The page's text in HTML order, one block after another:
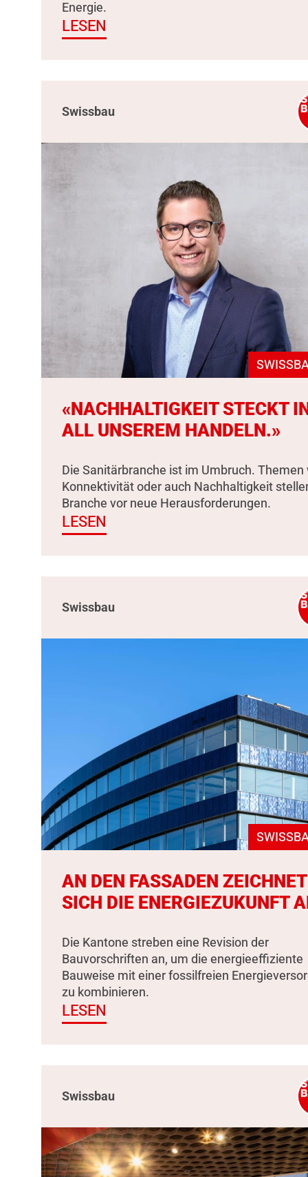
Energie.
LESEN
Swissbau
«NACHHALTIGKEIT STECKT
ALL UNSEREM HANDELN.»
Die Sanitärbranche ist im Umbruch. Themen
Konnektivität oder auch Nachhaltigkeit
Branche vor neue Herausforderungen.
LESEN
Swissbau
AN DEN FASSADEN ZEICHNET
SICH DIE ENERGIEZUKUNFT
Die Kantone streben eine Revision der
Bauvorschriften an, um die energieeffiziente
Bauweise mit einer fossilfreien
zu kombinieren.
LESEN
Swissbau